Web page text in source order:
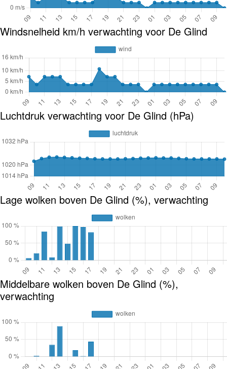
Windsnelheid km/h verwachting voor De Glind
Luchtdruk verwachting voor De Glind (hPa)
Lage wolken boven De Glind (%), verwachting
Middelbare wolken boven De Glind (%),
verwachting